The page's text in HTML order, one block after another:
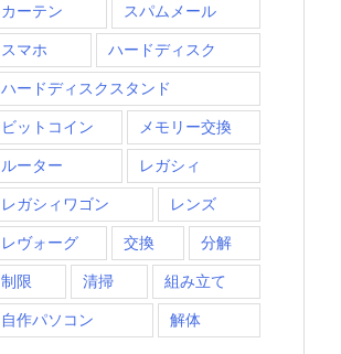
カーテン スパムメール
スマホ ハードディスク
ハードディスクスタンド
ビットコイン メモリー交換
ルーター レガシィ
レガシィワゴン レンズ
レヴォーグ 交換 分解
制限 清掃 組み立て
自作パソコン 解体